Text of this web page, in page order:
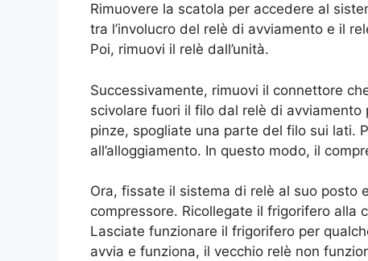
Rimuovere la scatola per accedere al
tra l’involucro del relè di avviamento e il
Poi, rimuovi il relè dall’unità.
Successivamente, rimuovi il connettore
scivolare fuori il filo dal relè di
pinze, spogliate una parte del filo sui lati.
all’alloggiamento. In questo modo, il
Ora, fissate il sistema di relè al suo posto
compressore. Ricollegate il frigorifero alla
Lasciate funzionare il frigorifero per
avvia e funziona, il vecchio relè non